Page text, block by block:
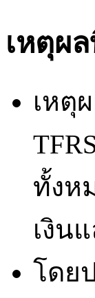
เหตุผ
เหตุ
ทั้งห
เงิน
โดย